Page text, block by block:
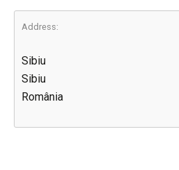
Address:
Sibiu
Sibiu
România